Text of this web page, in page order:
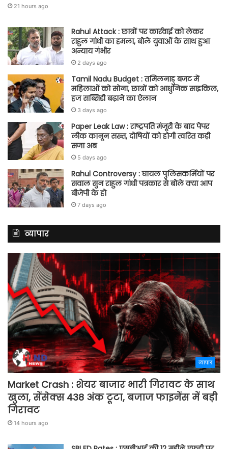
21 hours ago
Rahul Attack : छात्रों पर कार्रवाई को लेकर
राहुल गांधी का हमला, बोले युवाओं के साथ हुआ
अन्याय गंभीर
2 days ago
Tamil Nadu Budget : तमिलनाडु बजट में
महिलाओं को सोना, छात्रों को आधुनिक साइकिल,
हज सब्सिडी बढ़ाने का ऐलान
3 days ago
Paper Leak Law : राष्ट्रपति मंजूरी के बाद पेपर
लीक कानून सख्त, दोषियों को होगी त्वरित कड़ी
सजा अब
5 days ago
Rahul Controversy : घायल पुलिसकर्मियों पर
सवाल सुन राहुल गांधी पत्रकार से बोले क्या आप
बीजेपी के हो
7 days ago
व्यापार
व्यापार
Market Crash : शेयर बाजार भारी गिरावट के साथ
खुला, सेंसेक्स 438 अंक टूटा, बजाज फाइनेंस में बड़ी
गिरावट
14 hours ago